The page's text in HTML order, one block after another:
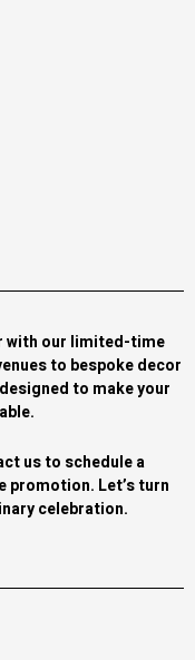
with our limited-time
to bespoke decor
to make your
us to schedule a
promotion. Let’s turn
celebration.